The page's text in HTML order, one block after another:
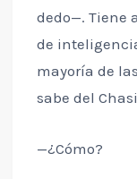
dedo—. Tiene
de
mayoría de
sabe del
—¿Cómo?